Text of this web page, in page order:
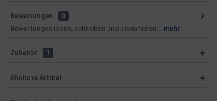
Bewertungen
0
Bewertungen lesen, schreiben und diskutieren...
mehr
Zubehör 1
Ähnliche Artikel